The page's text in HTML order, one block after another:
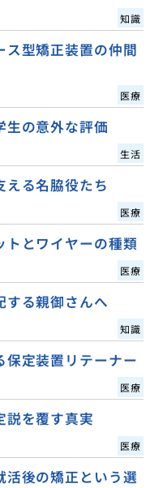
知識
ス型矯正装置の仲間
医療
生の意外な評価
生活
える名脇役たち
医療
トとワイヤーの種類
医療
する親御さんへ
知識
保定装置リテーナー
医療
説を覆す真実
医療
活後の矯正という選